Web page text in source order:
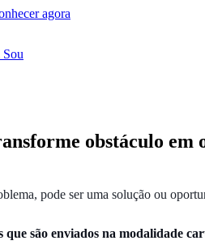
agora
Sou
obstáculo
pode ser uma solução ou
são enviados na modalidade